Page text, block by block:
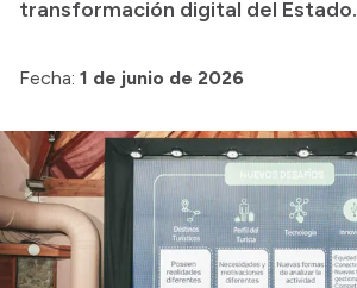
Convocatorias
transformación digital del Estado.
Fecha: 1 de junio de 2026